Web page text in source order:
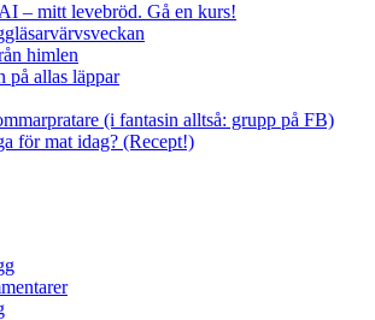
– mitt levebröd. Gå en kurs!
himlen
på allas läppar
(i fantasin alltså: grupp på FB)
för mat idag? (Recept!)